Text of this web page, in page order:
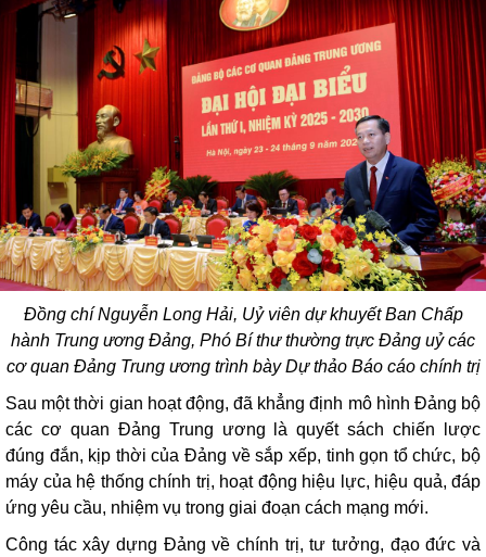
Đồng chí Nguyễn Long Hải, Uỷ viên dự khuyết Ban Chấp
hành Trung ương Đảng, Phó Bí thư thường trực Đảng uỷ các
cơ quan Đảng Trung ương trình bày Dự thảo Báo cáo chính trị
Sau một thời gian hoạt động, đã khẳng định mô hình Đảng bộ
các cơ quan Đảng Trung ương là quyết sách chiến lược
đúng đắn, kịp thời của Đảng về sắp xếp, tinh gọn tổ chức, bộ
máy của hệ thống chính trị, hoạt động hiệu lực, hiệu quả, đáp
ứng yêu cầu, nhiệm vụ trong giai đoạn cách mạng mới.
Công tác xây dựng Đảng về chính trị, tư tưởng, đạo đức và